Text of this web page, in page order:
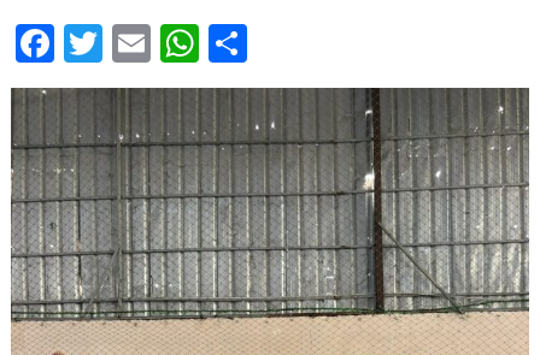
Facebook
Twitter
EmailWhatsApp
Share